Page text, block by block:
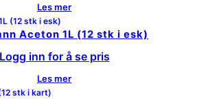
Les mer
Aceton 1L (12 stk i esk)
Logg inn for å se pris
Les mer